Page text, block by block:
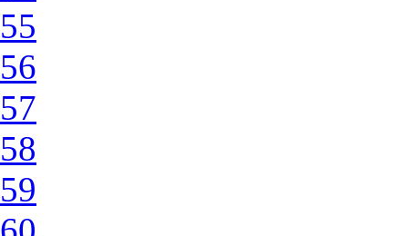
55
56
57
58
59